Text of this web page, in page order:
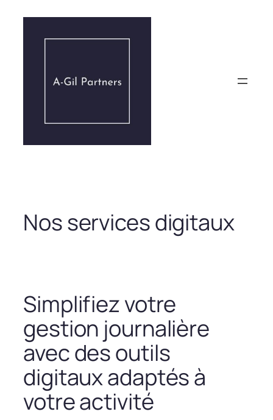
contenu
Nos services digitaux
Simplifiez votre
gestion journalière
avec des outils
digitaux adaptés à
votre activité